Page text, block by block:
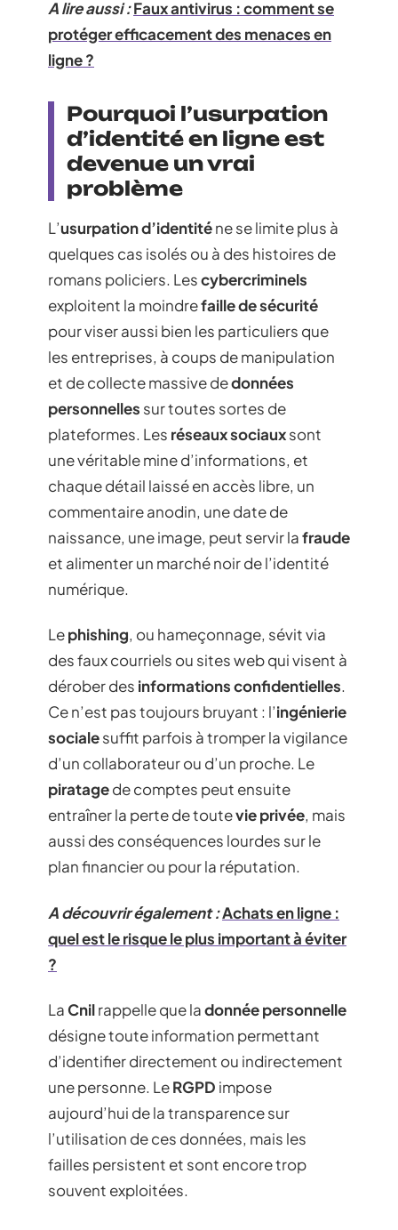
A lire aussi :Faux antivirus : comment se
protéger efficacement des menaces en
ligne ?
Pourquoi l’usurpation
d’identité en ligne est
devenue un vrai
problème
L’usurpation d’identiténe se limite plus à
quelques cas isolés ou à des histoires de
romans policiers. Lescybercriminels
exploitent la moindrefaille de sécurité
pour viser aussi bien les particuliers que
les entreprises, à coups de manipulation
et de collecte massive dedonnées
personnelles sur toutes sortes de
plateformes. Les réseaux sociauxsont
une véritable mine d’informations, et
chaque détail laissé en accès libre, un
commentaire anodin, une date de
naissance, une image, peut servir lafraude
et alimenter un marché noir de l’identité
numérique.
Lephishing, ou hameçonnage, sévit via
des faux courriels ou sites web qui visent à
dérober des informations confidentielles.
Ce n’est pas toujours bruyant : l’ingénierie
socialesuffit parfois à tromper la vigilance
d’un collaborateur ou d’un proche. Le
piratagede comptes peut ensuite
entraîner la perte de toutevie privée, mais
aussi des conséquences lourdes sur le
plan financier ou pour la réputation.
A découvrir également :Achats en ligne :
quel est le risque le plus important à éviter
?
LaCnilrappelle que ladonnée personnelle
désigne toute information permettant
d’identifier directement ou indirectement
une personne. LeRGPD impose
aujourd’hui de la transparence sur
l’utilisation de ces données, mais les
failles persistent et sont encore trop
souvent exploitées.